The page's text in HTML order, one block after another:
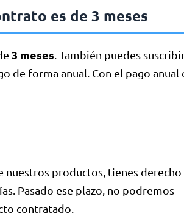
es de 3 meses
3 meses. También puedes
de forma anual. Con el pago
nuestros productos, tienes
Pasado ese plazo, no podremos
contratado.